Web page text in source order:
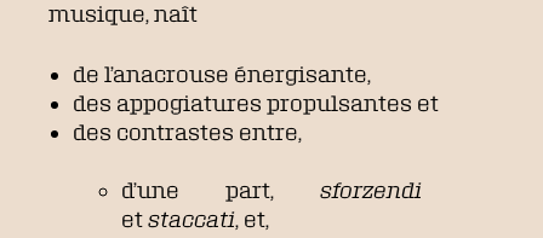
musique, naît
de l’anacrouse énergisante,
des appogiatures propulsantes et
des contrastes entre,
d’une part, sforzendi
et staccati, et,